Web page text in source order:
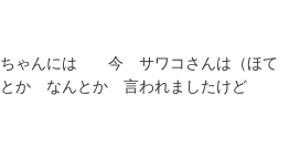
ゃんには 今 サワコさんは（ほて
か なんとか 言われましたけど